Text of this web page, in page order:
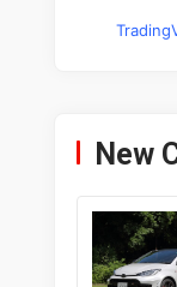
New